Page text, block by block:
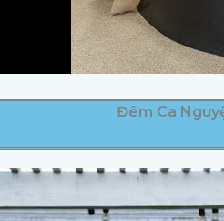
Đêm Ca